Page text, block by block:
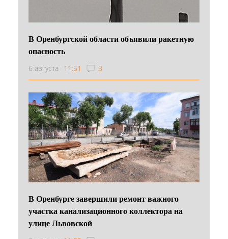
В Оренбургской области объявили ракетную
опасность
6 августа 11:51 3
В Оренбурге завершили ремонт важного
участка канализационного коллектора на
улице Львовской